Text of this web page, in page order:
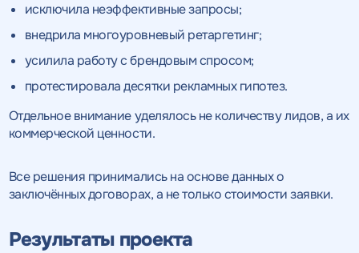
исключила неэффективные запросы;
внедрила многоуровневый ретаргетинг;
усилила работу с брендовым спросом;
протестировала десятки рекламных гипотез.
Отдельное внимание уделялось не количеству лидов, а их
коммерческой ценности.
Все решения принимались на основе данных о
заключённых договорах, а не только стоимости заявки.
Результаты проекта